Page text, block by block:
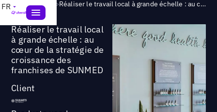
FR Success Story > Réaliser le travail local à grande échelle : au cœur de la stratégie de croissance des franchises de SUNMED
Réaliser le travail local
à grande échelle : au
cœur de la stratégie de
croissance des
franchises de SUNMED
Client